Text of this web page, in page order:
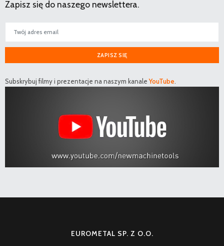
Zapisz się do naszego newslettera.
ZAPISZ SIĘ
Subskrybuj filmy i prezentacje na naszym kanaleYouTube
EUROMETAL SP. Z O.O.